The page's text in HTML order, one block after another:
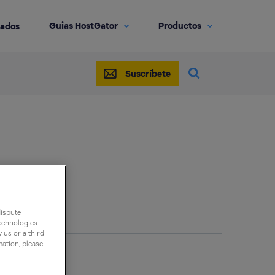
Guias HostGator Productos
Suscríbete
us or a third
please